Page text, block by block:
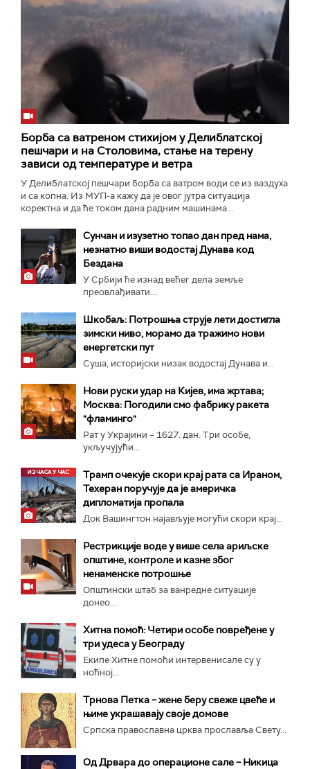
Борба са ватреном стихијом у Делиблатској
пешчари и на Столовима, стање на терену
зависи од температуре и ветра
У Делиблатској пешчари борба са ватром води се из ваздуха
и са копна. Из МУП-а кажу да је овог јутра ситуација
коректна и да ће током дана радним машинама...
Сунчан и изузетно топао дан пред нама,
незнатно виши водостај Дунава код
Бездана
У Србији ће изнад већег дела земље
преовлађивати...
Шкобаљ: Потрошња струје лети достигла
зимски ниво, морамо да тражимо нови
енергетски пут
Суша, историјски низак водостај Дунава и...
Нови руски удар на Кијев, има жртава;
Москва: Погодили смо фабрику ракета
"фламинго"
Рат у Украјини – 1627. дан. Три особе,
укључујући...
Трамп очекује скори крај рата са Ираном,
Техеран поручује да је америчка
дипломатија пропала
Док Вашингтон најављује могући скори крај...
Рестрикције воде у више села ариљске
општине, контроле и казне због
ненаменске потрошње
Општински штаб за ванредне ситуације
донео...
Хитна помоћ: Четири особе повређене у
три удеса у Београду
Екипе Хитне помоћи интервенисале су у
ноћној...
Трнова Петка – жене беру свеже цвеће и
њиме украшавају своје домове
Српска православна црква прославља Свету...
Од Дрвара до операционе сале – Никица